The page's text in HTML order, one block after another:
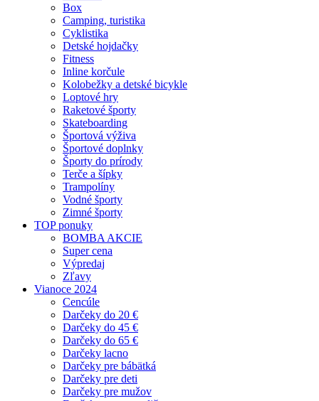
Box
Camping, turistika
Cyklistika
Detské hojdačky
Fitness
Inline korčule
Kolobežky a detské bicykle
Loptové hry
Raketové športy
Skateboarding
Športová výživa
Športové doplnky
Športy do prírody
Terče a šípky
Trampolíny
Vodné športy
Zimné športy
TOP ponuky
BOMBA AKCIE
Super cena
Výpredaj
Zľavy
Vianoce 2024
Cencúle
Darčeky do 20 €
Darčeky do 45 €
Darčeky do 65 €
Darčeky lacno
Darčeky pre bábätká
Darčeky pre deti
Darčeky pre mužov